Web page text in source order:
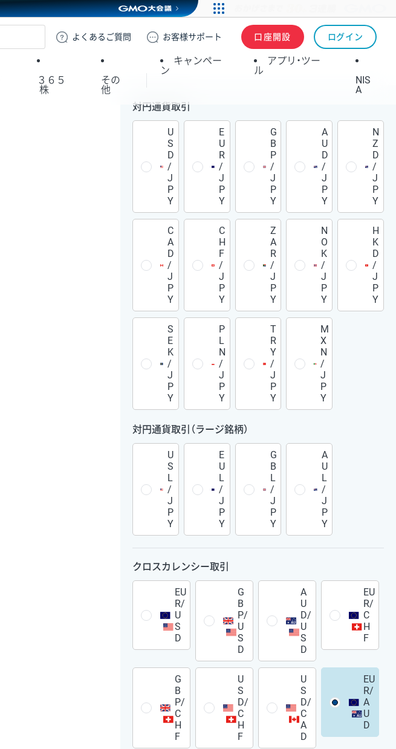
GMOクリック証券
よくある ご質問 お客様サポート 口座開設 ログイン
３６５
株
その
他
キャンペー
ン
アプリ・ツー
ル
NIS
A
対円通貨取引
U
S
D
/
J
P
Y
E
U
R
/
J
P
Y
G
B
P
/
J
P
Y
A
U
D
/
J
P
Y
N
Z
D
/
J
P
Y
C
A
D
/
J
P
Y
C
H
F
/
J
P
Y
Z
A
R
/
J
P
Y
N
O
K
/
J
P
Y
H
K
D
/
J
P
Y
S
E
K
/
J
P
Y
P
L
N
/
J
P
Y
T
R
Y
/
J
P
Y
M
X
N
/
J
P
Y
対円通貨取引（ラージ銘柄）
U
S
L
/
J
P
Y
E
U
L
/
J
P
Y
G
B
L
/
J
P
Y
A
U
L
/
J
P
Y
クロスカレンシー取引
EU
R/
U
S
D
G
B
P/
U
S
D
A
U
D/
U
S
D
EU
R/
C
H
F
G
B
P/
C
H
F
U
S
D/
C
H
F
U
S
D/
C
A
D
EU
R/
A
U
D